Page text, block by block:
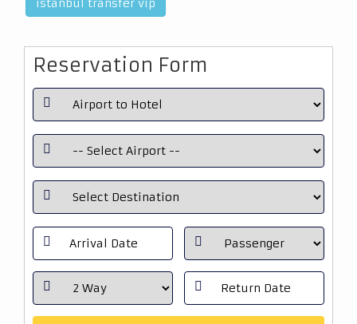
istanbul transfer vip
Reservation Form